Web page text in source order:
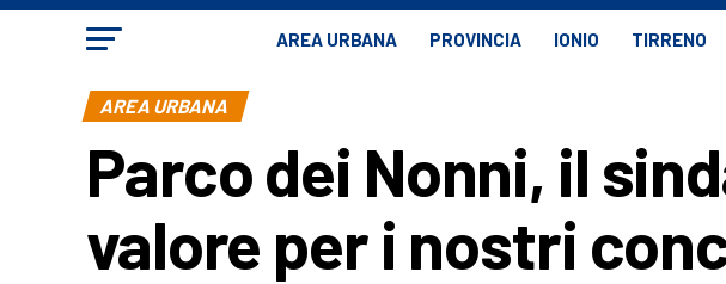
AREA URBANA PROVINCIA IONIO TIRRENO
AREA URBANA
Parco dei Nonni, il
valore per i nostri